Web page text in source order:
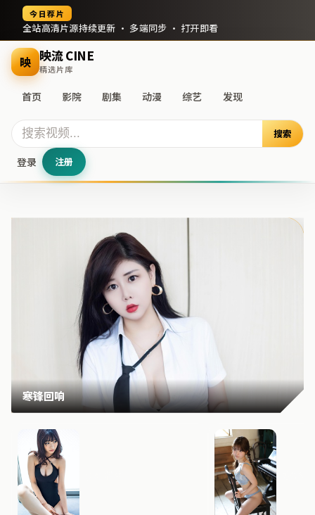
今日荐片
全站高清片源持续更新 · 多端同步 · 打开即看
映 映流 CINE
精选片库
首页 影院 剧集 动漫 综艺 发现
搜索
登录 注册
寒锋回响